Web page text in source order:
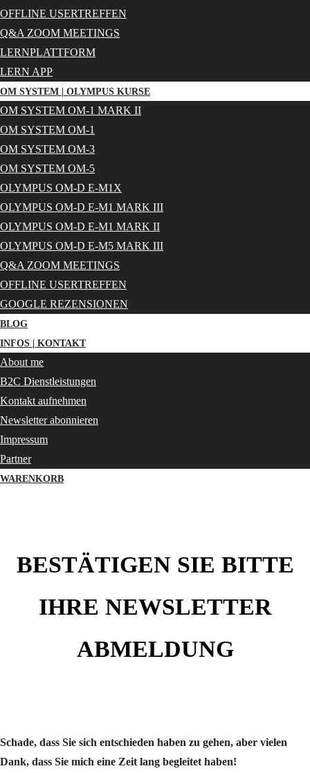
OFFLINE USERTREFFEN
Q&A ZOOM MEETINGS
LERNPLATTFORM
LERN APP
OM SYSTEM | OLYMPUS KURSE
OM SYSTEM OM-1 MARK II
OM SYSTEM OM-1
OM SYSTEM OM-3
OM SYSTEM OM-5
OLYMPUS OM-D E-M1X
OLYMPUS OM-D E-M1 MARK III
OLYMPUS OM-D E-M1 MARK II
OLYMPUS OM-D E-M5 MARK III
Q&A ZOOM MEETINGS
OFFLINE USERTREFFEN
GOOGLE REZENSIONEN
BLOG
INFOS | KONTAKT
About me
B2C Dienstleistungen
Kontakt aufnehmen
Newsletter abonnieren
Impressum
Partner
WARENKORB
BESTÄTIGEN SIE BITTE
IHRE NEWSLETTER
ABMELDUNG
Schade, dass Sie sich entschieden haben zu gehen, aber vielen
Dank, dass Sie mich eine Zeit lang begleitet haben!